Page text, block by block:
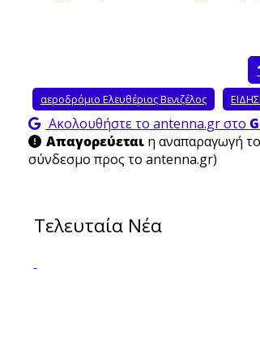
αεροδρόμιο Ελευθέριος Βενιζέλος
Ακολουθήστε το antenna.gr στο
Απαγορεύεταιη αναπαραγωγή
σύνδεσμο προς το antenna.gr)
Τελευταία Νέα